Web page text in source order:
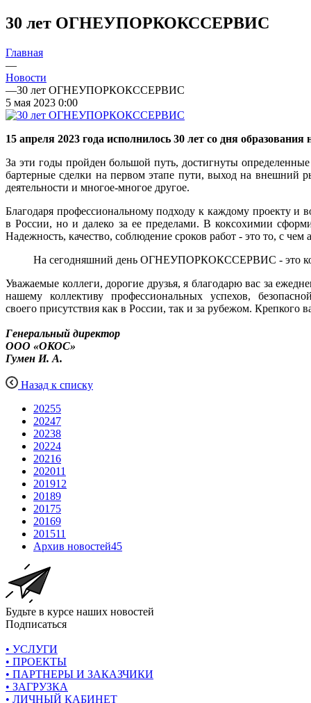
30 лет ОГНЕУПОРКОКССЕРВИС
Главная
—
Новости
—30 лет ОГНЕУПОРКОКССЕРВИС
5 мая 2023 0:00
15 апреля 2023 года исполнилось 30 лет со дня
За эти годы пройден большой путь, достигнуты
бартерные сделки на первом этапе пути, выход на внешний
деятельности и многое-многое другое.
Благодаря профессиональному подходу к каждому проекту и
в России, но и далеко за ее пределами. В коксохимии
Надежность, качество, соблюдение сроков работ - это то, с
На сегодняшний день ОГНЕУПОРКОКССЕРВИС - это
Уважаемые коллеги, дорогие друзья, я благодарю вас за
нашему коллективу профессиональных успехов,
своего присутствия как в России, так и за рубежом. Крепкого
Генеральный директор
ООО «ОКОС»
Гумен И. А.
Назад к списку
20255
20247
20238
20224
20216
202011
201912
20189
20175
20169
201511
Архив новостей45
Будьте в курсе наших новостей
Подписаться
• УСЛУГИ
• ПРОЕКТЫ
• ПАРТНЕРЫ И ЗАКАЗЧИКИ
• ЗАГРУЗКА
• ЛИЧНЫЙ КАБИНЕТ